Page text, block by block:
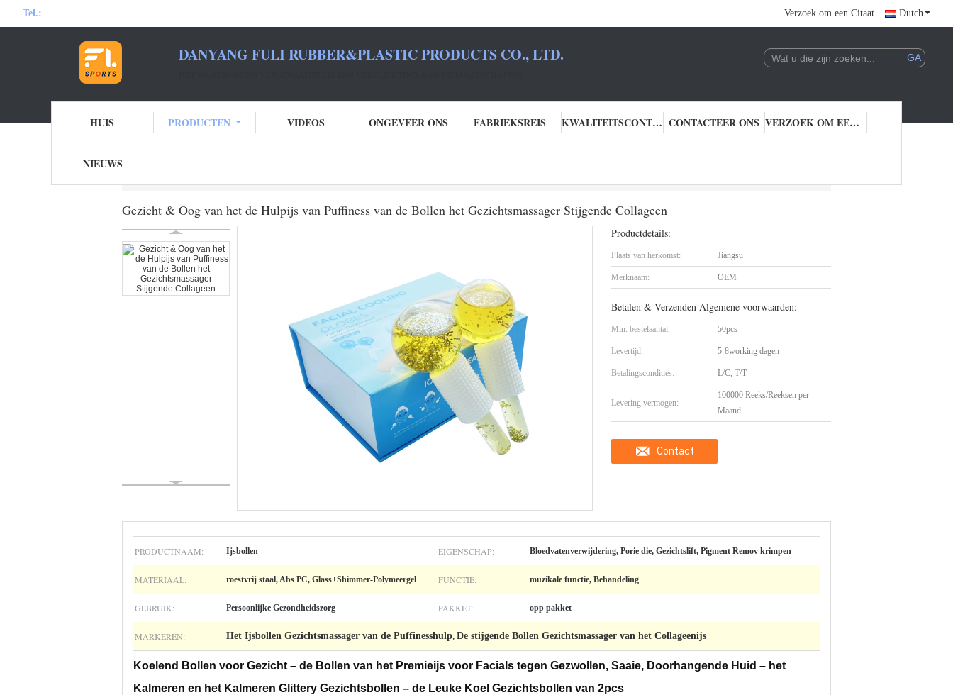
Tel.: Verzoek om een Citaat Dutch
DANYANG FULI RUBBER&PLASTIC PRODUCTS CO., LTD.
HUIS PRODUCTEN VIDEOS ONGEVEER ONS FABRIEKSREIS KWALITEITSCONTROLE CONTACTEER ONS VERZOEK OM EEN CITAAT
NIEUWS
Gezicht & Oog van het de Hulpijs van Puffiness van de Bollen het Gezichtsmassager Stijgende Collageen
Productdetails:
Plaats van herkomst: Jiangsu
Merknaam: OEM
Betalen & Verzenden Algemene voorwaarden:
Min. bestelaantal: 50pcs
Levertijd: 5-8working dagen
Betalingscondities: L/C, T/T
Levering vermogen:
100000 Reeks/Reeksen per
Maand
Contact
PRODUCTNAAM: Ijsbollen EIGENSCHAP: Bloedvatenverwijdering, Porie die, Gezichtslift, Pigment Remov krimpen
MATERIAAL: roestvrij staal, Abs PC, Glass+Shimmer-Polymeergel FUNCTIE: muzikale functie, Behandeling
GEBRUIK: Persoonlijke Gezondheidszorg PAKKET: opp pakket
MARKEREN: Het Ijsbollen Gezichtsmassager van de Puffinesshulp, De stijgende Bollen Gezichtsmassager van het Collageenijs
Koelend Bollen voor Gezicht – de Bollen van het Premieijs voor Facials tegen Gezwollen, Saaie, Doorhangende Huid – het
Kalmeren en het Kalmeren Glittery Gezichtsbollen – de Leuke Koel Gezichtsbollen van 2pcs